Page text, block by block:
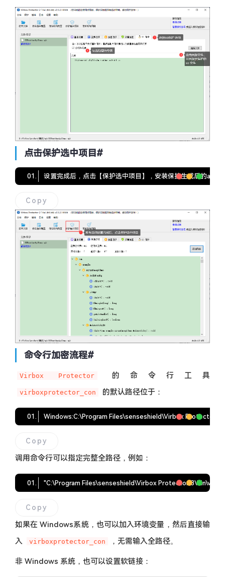
点击保护选中项目#
设置完成后，点击【保护选中项目】，安装保护生成后的apk
Copy
命令行加密流程#
Virbox Protector 的命令行工具
virboxprotector_con 的默认路径位于：
Windows:C:\Program Files\senseshield\Virbox Protector
Copy
调用命令行可以指定完整全路径，例如：
"C:\Program Files\senseshield\Virbox Protector 3\bin\v
Copy
如果在 Windows系统，也可以加入环境变量，然后直接输
入
virboxprotector_con ，无需输入全路径。
非 Windows 系统，也可以设置软链接：